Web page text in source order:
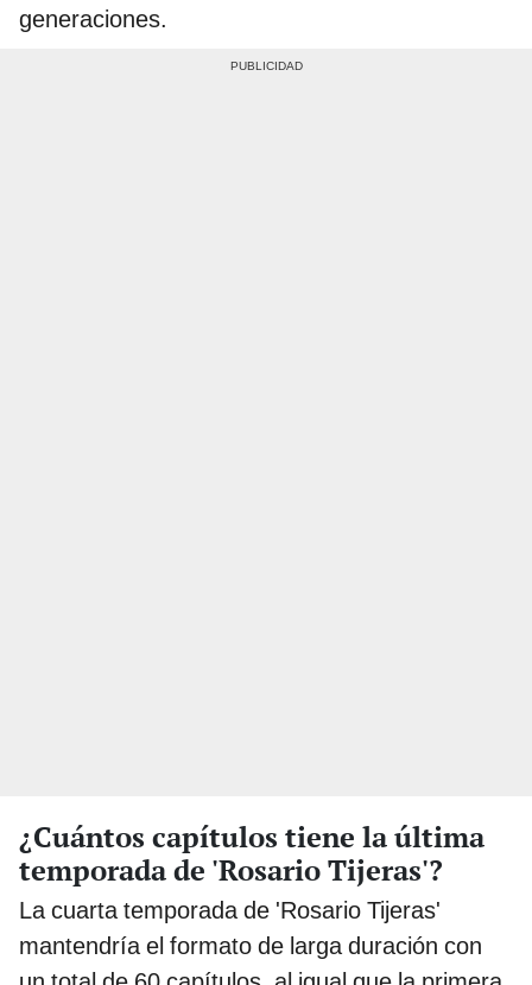
generaciones.
¿Cuántos capítulos tiene la última
temporada de 'Rosario Tijeras'?
La cuarta temporada de 'Rosario Tijeras'
mantendría el formato de larga duración con